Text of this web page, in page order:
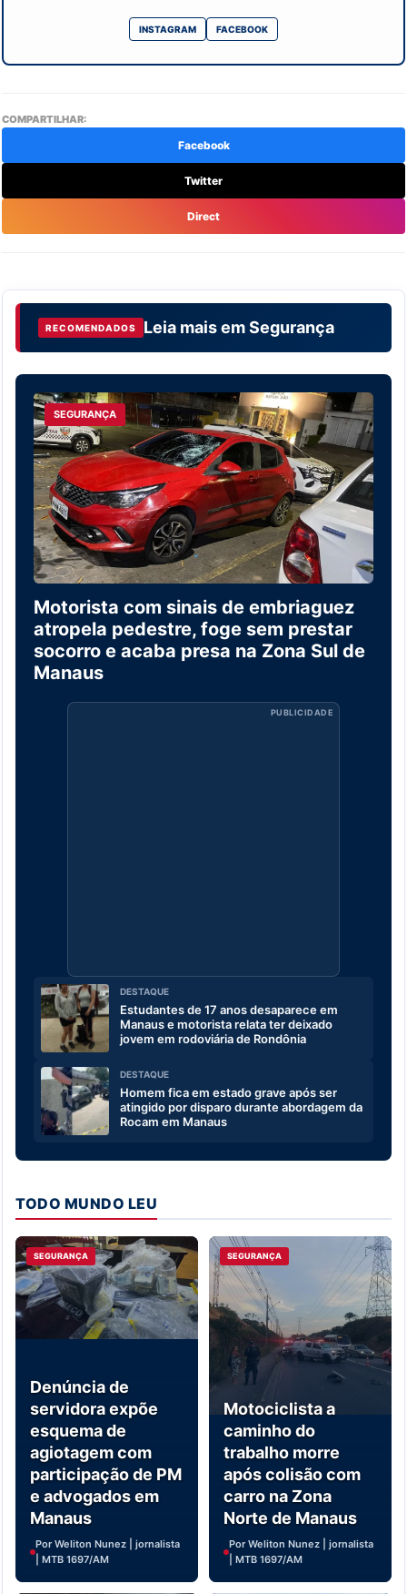
INSTAGRAM FACEBOOK
COMPARTILHAR:
Facebook
Twitter
Direct
RECOMENDADOS Leia mais emSegurança
SEGURANÇA
Motorista com sinais de embriaguez
atropela pedestre, foge sem prestar
socorro e acaba presa na Zona Sul de
Manaus
PUBLICIDADE
DESTAQUE
Estudantes de 17 anos desaparece em
Manaus e motorista relata ter deixado
jovem em rodoviária de Rondônia
DESTAQUE
Homem fica em estado grave após ser
atingido por disparo durante abordagem da
Rocam em Manaus
TODO MUNDO LEU
SEGURANÇA
Denúncia de
servidora expõe
esquema de
agiotagem com
participação de PM
e advogados em
Manaus
Por Weliton Nunez | jornalista
| MTB 1697/AM
SEGURANÇA
Motociclista a
caminho do
trabalho morre
após colisão com
carro na Zona
Norte de Manaus
Por Weliton Nunez | jornalista
| MTB 1697/AM